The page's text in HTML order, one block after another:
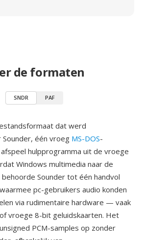
de formaten
SNDR PAF
dat werd
één vroeg MS-DOS-
hulpprogramma uit de vroege
Windows multimedia naar de
Sounder tot één handvol
pc-gebruikers audio konden
via rudimentaire hardware — vaak
vroege 8-bit geluidskaarten. Het
PCM-samples op zonder